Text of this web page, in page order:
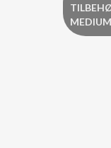
MEDIUM